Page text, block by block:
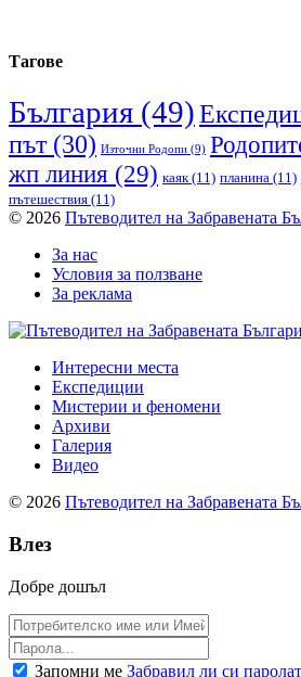
Тагове
България (49)
път(30) Източни Родопи (9)
жп линия (29) каяк(11) планина (11)
пътешествия (11)
© 2026 Пътеводител на Забравената
За нас
Условия за ползване
За реклама
Интересни места
Експедиции
Мистерии и феномени
Архиви
Галерия
Видео
© 2026 Пътеводител на Забравената
Влез
Добре дошъл
Запомни ме Забравил ли си